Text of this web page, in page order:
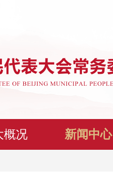
概况 新闻中心